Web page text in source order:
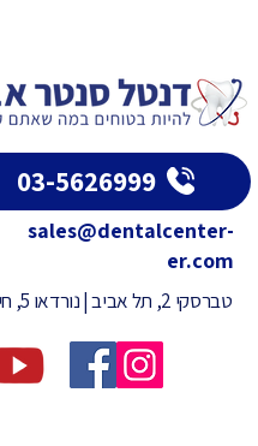
03-5626999
sales@dentalcenter-
er.com
טברסקי 2, תל אביב | נורדאו 5, חיפה